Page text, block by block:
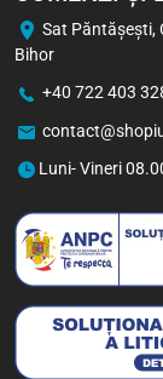
Sat Păntăşeşti,
Bihor
+40 722 403
Luni- Vineri